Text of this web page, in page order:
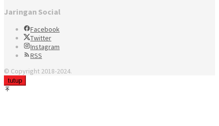
Jaringan Social
Facebook
Twitter
Instagram
RSS
© Copyright 2018-2024.
tutup